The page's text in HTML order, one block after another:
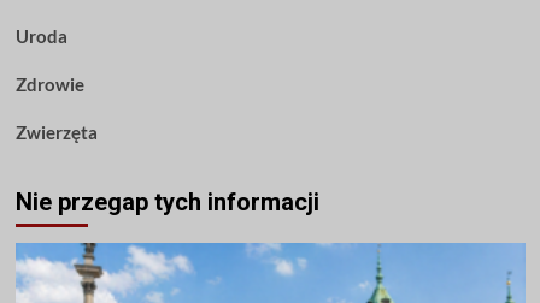
Uroda
Zdrowie
Zwierzęta
Nie przegap tych informacji